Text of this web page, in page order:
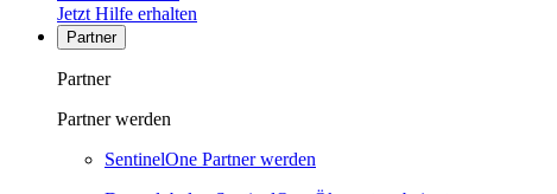
Jetzt Hilfe erhalten
Partner
Partner
Partner werden
SentinelOne Partner werden